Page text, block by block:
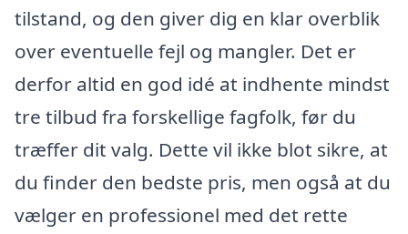
tilstand, og den giver dig en klar overblik
over eventuelle fejl og mangler. Det er
derfor altid en god idé at indhente mindst
tre tilbud fra forskellige fagfolk, før du
træffer dit valg. Dette vil ikke blot sikre, at
du finder den bedste pris, men også at du
vælger en professionel med det rette